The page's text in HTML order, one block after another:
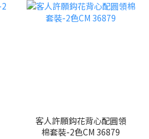
客人許願鈎花背心配圓領
棉套裝-2色CM 36879